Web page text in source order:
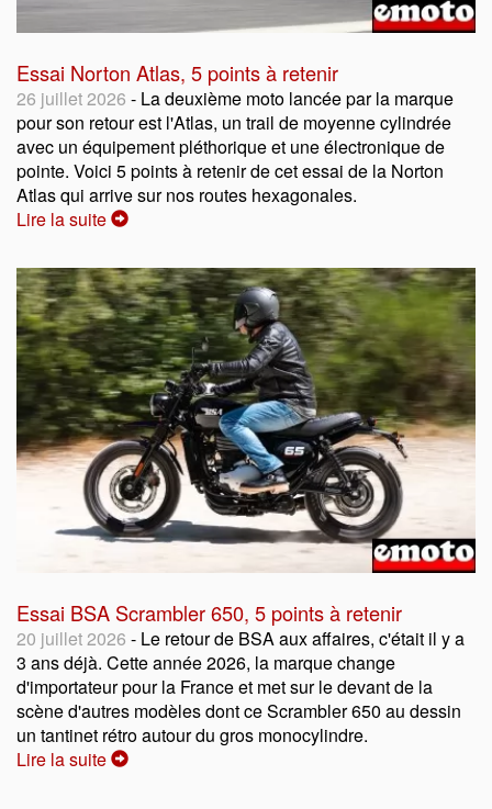
Essai Norton Atlas, 5 points à retenir
26 juillet 2026 - La deuxième moto lancée par la marque
pour son retour est l'Atlas, un trail de moyenne cylindrée
avec un équipement pléthorique et une électronique de
pointe. Voici 5 points à retenir de cet essai de la Norton
Atlas qui arrive sur nos routes hexagonales.
Lire la suite
Essai BSA Scrambler 650, 5 points à retenir
20 juillet 2026 - Le retour de BSA aux affaires, c'était il y a
3 ans déjà. Cette année 2026, la marque change
d'importateur pour la France et met sur le devant de la
scène d'autres modèles dont ce Scrambler 650 au dessin
un tantinet rétro autour du gros monocylindre.
Lire la suite